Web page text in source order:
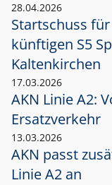
28.04.2026
Startschuss
künftigen S5
Kaltenkirchen
17.03.2026
AKN Linie A2:
Ersatzverkehr
13.03.2026
AKN passt
Linie A2 an